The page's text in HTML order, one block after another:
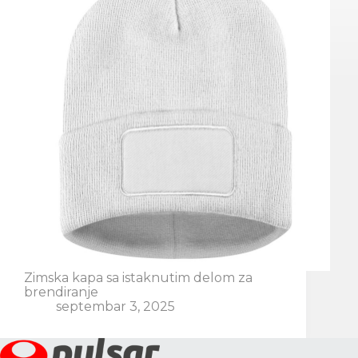
Zimska kapa sa istaknutim delom za
brendiranje
septembar 3, 2025